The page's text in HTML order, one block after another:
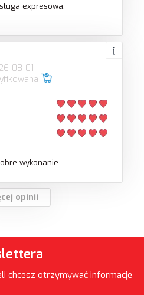
expresowa,
08-01
wykonanie.
opinii
chcesz otrzymywać informacje